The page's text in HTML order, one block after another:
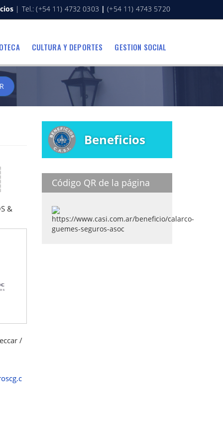
| Tel.: (+54 11) 4732 0303 | (+54 11) 4743 5720
CULTURA Y DEPORTES GESTION SOCIAL
&
/
Beneficios
Código QR de la página